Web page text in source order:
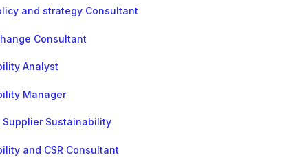
and strategy Consultant
Consultant
Analyst
Manager
Supplier Sustainability
and CSR Consultant